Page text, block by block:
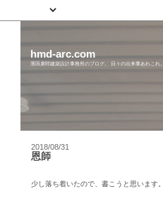
hmd-arc.com
濱田康郎建築設計事務所のブログ。 日々の出来事あれこれ。
2018/08/31
恩師
少し落ち着いたので、書こうと思います。